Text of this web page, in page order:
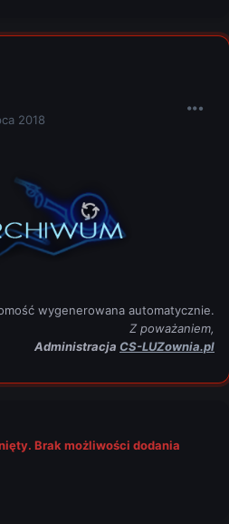
2018
wygenerowana automatycznie.
Z poważaniem,
Administracja CS-LUZownia.pl
Brak możliwości dodania